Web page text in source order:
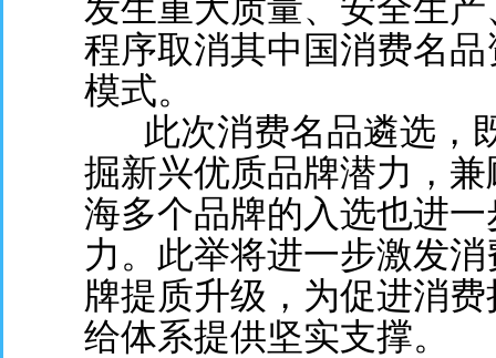
发生重大质量、安全生
程序取消其中国消费名
模式。
此次消费名品遴选，
掘新兴优质品牌潜力，
海多个品牌的入选也进
力。此举将进一步激发
牌提质升级，为促进消
给体系提供坚实支撑。